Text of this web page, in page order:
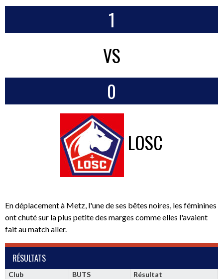
1
VS
0
LOSC
En déplacement à Metz, l'une de ses bêtes noires, les féminines
ont chuté sur la plus petite des marges comme elles l'avaient
fait au match aller.
RÉSULTATS
Club BUTS
Résultat